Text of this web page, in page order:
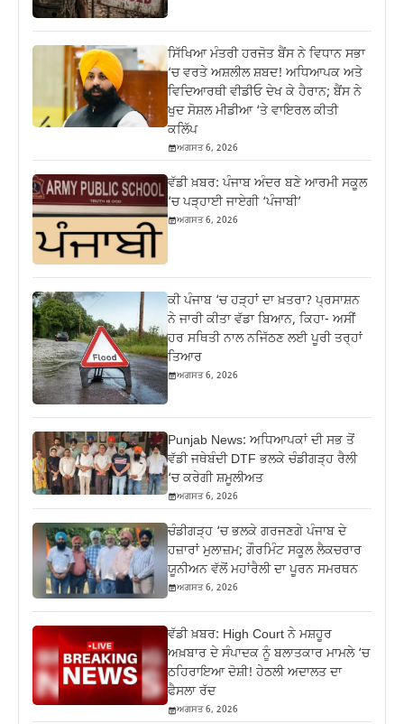
ਸਿੱਖਿਆ ਮੰਤਰੀ ਹਰਜੋਤ ਬੈਂਸ ਨੇ ਵਿਧਾਨ ਸਭਾ
‘ਚ ਵਰਤੇ ਅਸ਼ਲੀਲ ਸ਼ਬਦ! ਅਧਿਆਪਕ ਅਤੇ
ਵਿਦਿਆਰਥੀ ਵੀਡੀਓ ਦੇਖ ਕੇ ਹੈਰਾਨ; ਬੈਂਸ ਨੇ
ਖੁਦ ਸੋਸ਼ਲ ਮੀਡੀਆ ‘ਤੇ ਵਾਇਰਲ ਕੀਤੀ
ਕਲਿੱਪ
ਅਗਸਤ 6, 2026
ਵੱਡੀ ਖ਼ਬਰ: ਪੰਜਾਬ ਅੰਦਰ ਬਣੇ ਆਰਮੀ ਸਕੂਲ
‘ਚ ਪੜ੍ਹਾਈ ਜਾਏਗੀ ‘ਪੰਜਾਬੀ’
ਅਗਸਤ 6, 2026
ਕੀ ਪੰਜਾਬ ‘ਚ ਹੜ੍ਹਾਂ ਦਾ ਖ਼ਤਰਾ? ਪ੍ਰਸਾਸ਼ਨ
ਨੇ ਜਾਰੀ ਕੀਤਾ ਵੱਡਾ ਬਿਆਨ, ਕਿਹਾ- ਅਸੀਂ
ਹਰ ਸਥਿਤੀ ਨਾਲ ਨਜਿੱਠਣ ਲਈ ਪੂਰੀ ਤਰ੍ਹਾਂ
ਤਿਆਰ
ਅਗਸਤ 6, 2026
Punjab News: ਅਧਿਆਪਕਾਂ ਦੀ ਸਭ ਤੋਂ
ਵੱਡੀ ਜਥੇਬੰਦੀ DTF ਭਲਕੇ ਚੰਡੀਗੜ੍ਹ ਰੈਲੀ
‘ਚ ਕਰੇਗੀ ਸ਼ਮੂਲੀਅਤ
ਅਗਸਤ 6, 2026
ਚੰਡੀਗੜ੍ਹ ‘ਚ ਭਲਕੇ ਗਰਜਣਗੇ ਪੰਜਾਬ ਦੇ
ਹਜ਼ਾਰਾਂ ਮੁਲਾਜ਼ਮ; ਗੌਰਮਿੰਟ ਸਕੂਲ ਲੈਕਚਰਾਰ
ਯੂਨੀਅਨ ਵੱਲੋਂ ਮਹਾਂਰੈਲੀ ਦਾ ਪੂਰਨ ਸਮਰਥਨ
ਅਗਸਤ 6, 2026
ਵੱਡੀ ਖ਼ਬਰ: High Court ਨੇ ਮਸ਼ਹੂਰ
ਅਖ਼ਬਾਰ ਦੇ ਸੰਪਾਦਕ ਨੂੰ ਬਲਾਤਕਾਰ ਮਾਮਲੇ ‘ਚ
ਠਹਿਰਾਇਆ ਦੋਸ਼ੀ! ਹੇਠਲੀ ਅਦਾਲਤ ਦਾ
ਫੈਸਲਾ ਰੱਦ
ਅਗਸਤ 6, 2026